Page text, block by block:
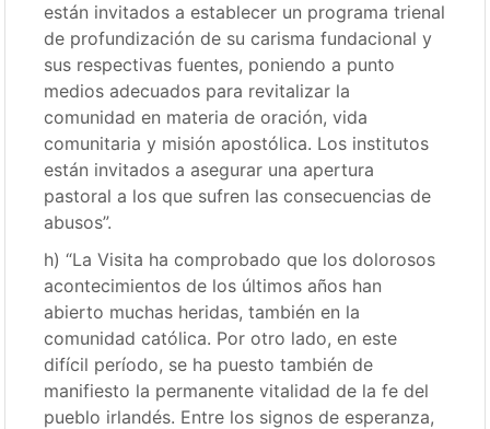
están invitados a establecer un programa trienal
de profundización de su carisma fundacional y
sus respectivas fuentes, poniendo a punto
medios adecuados para revitalizar la
comunidad en materia de oración, vida
comunitaria y misión apostólica. Los institutos
están invitados a asegurar una apertura
pastoral a los que sufren las consecuencias de
abusos”.
h) “La Visita ha comprobado que los dolorosos
acontecimientos de los últimos años han
abierto muchas heridas, también en la
comunidad católica. Por otro lado, en este
difícil período, se ha puesto también de
manifiesto la permanente vitalidad de la fe del
pueblo irlandés. Entre los signos de esperanza,